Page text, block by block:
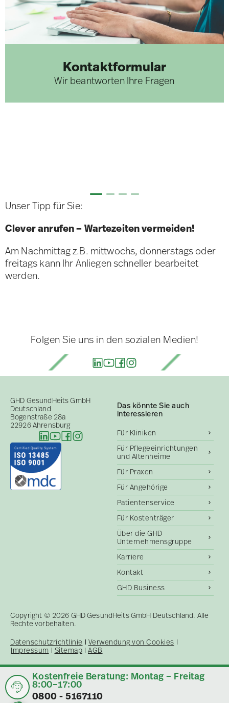
Kontaktformular
Wir beantworten Ihre Fragen
Unser Tipp für Sie:
Clever anrufen – Wartezeiten vermeiden!
Am Nachmittag z.B. mittwochs, donnerstags oder
freitags kann Ihr Anliegen schneller bearbeitet
werden.
Folgen Sie uns in den sozialen Medien!
GHD GesundHeits GmbH
Deutschland
Bogenstraße 28a
22926 Ahrensburg
Das könnte Sie auch
interessieren
Für Kliniken
Für Pflegeeinrichtungen
und Altenheime
Für Praxen
Für Angehörige
Patientenservice
Für Kostenträger
Über die GHD
Unternehmensgruppe
Karriere
Kontakt
GHD Business
Copyright © 2026 GHD GesundHeits GmbH Deutschland. Alle
Rechte vorbehalten.
Datenschutzrichtlinie
Verwendung von Cookies
Impressum Sitemap AGB
Kostenfreie Beratung: Montag – Freitag
8:00–17:00
0800 - 5167110